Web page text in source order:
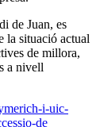
de Juan, es
la situació actual
de millora,
a nivell
i-uic-
de